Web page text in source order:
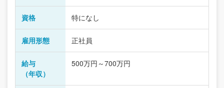
資格 特になし
雇用形態 正社員
給与
（年収）
500万円～700万円